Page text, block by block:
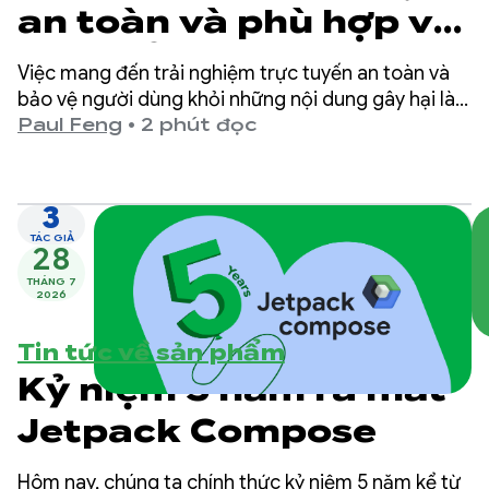
an toàn và phù hợp với
lứa tuổi trên Google
Play
Việc mang đến trải nghiệm trực tuyến an toàn và
bảo vệ người dùng khỏi những nội dung gây hại là
ưu tiên hàng đầu tại Google Play.
Paul Feng • 2 phút đọc
3
TÁC GIẢ
28
THÁNG 7
2026
Tin tức về sản phẩm
Kỷ niệm 5 năm ra mắt
Jetpack Compose
Hôm nay, chúng ta chính thức kỷ niệm 5 năm kể từ